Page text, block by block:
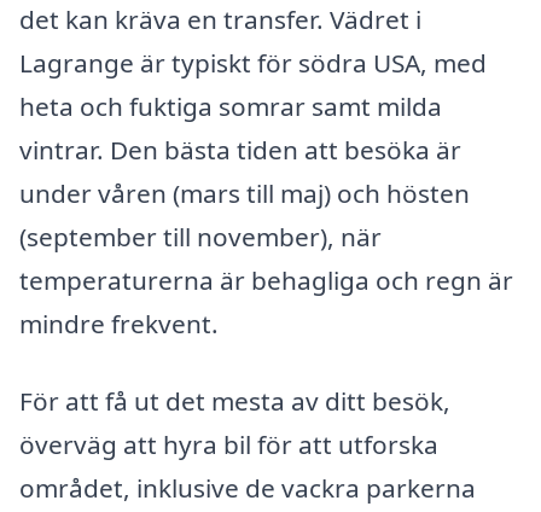
det kan kräva en transfer. Vädret i
Lagrange är typiskt för södra USA, med
heta och fuktiga somrar samt milda
vintrar. Den bästa tiden att besöka är
under våren (mars till maj) och hösten
(september till november), när
temperaturerna är behagliga och regn är
mindre frekvent.
För att få ut det mesta av ditt besök,
överväg att hyra bil för att utforska
området, inklusive de vackra parkerna